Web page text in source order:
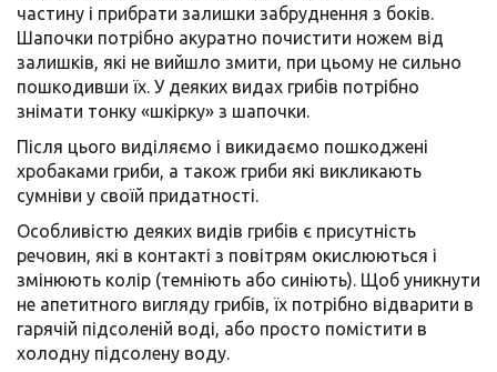
частину і прибрати залишки забруднення з боків.
Шапочки потрібно акуратно почистити ножем від
залишків, які не вийшло змити, при цьому не сильно
пошкодивши їх. У деяких видах грибів потрібно
знімати тонку «шкірку» з шапочки.
Після цього виділяємо і викидаємо пошкоджені
хробаками гриби, а також гриби які викликають
сумніви у своїй придатності.
Особливістю деяких видів грибів є присутність
речовин, які в контакті з повітрям окислюються і
змінюють колір (темніють або синіють). Щоб уникнути
не апетитного вигляду грибів, їх потрібно відварити в
гарячій підсоленій воді, або просто помістити в
холодну підсолену воду.